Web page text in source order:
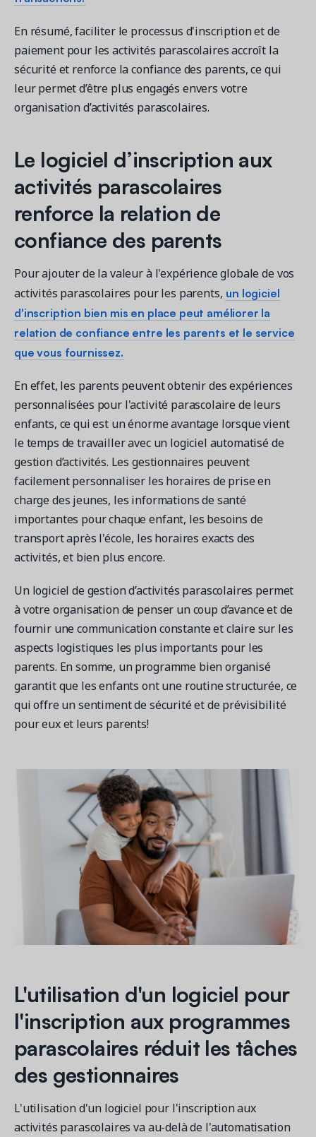
En résumé, faciliter le processus d'inscription et de
paiement pour les activités parascolaires accroît la
sécurité et renforce la confiance des parents, ce qui
leur permet d’être plus engagés envers votre
organisation d’activités parascolaires.
Le logiciel d’inscription aux
activités parascolaires
renforce la relation de
confiance des parents
Pour ajouter de la valeur à l'expérience globale de vos
activités parascolaires pour les parents, un logiciel
d'inscription bien mis en place peut améliorer la
relation de confiance entre les parents et le service
que vous fournissez.
En effet, les parents peuvent obtenir des expériences
personnalisées pour l'activité parascolaire de leurs
enfants, ce qui est un énorme avantage lorsque vient
le temps de travailler avec un logiciel automatisé de
gestion d’activités. Les gestionnaires peuvent
facilement personnaliser les horaires de prise en
charge des jeunes, les informations de santé
importantes pour chaque enfant, les besoins de
transport après l'école, les horaires exacts des
activités, et bien plus encore.
Un logiciel de gestion d’activités parascolaires permet
à votre organisation de penser un coup d’avance et de
fournir une communication constante et claire sur les
aspects logistiques les plus importants pour les
parents. En somme, un programme bien organisé
garantit que les enfants ont une routine structurée, ce
qui offre un sentiment de sécurité et de prévisibilité
pour eux et leurs parents!
L'utilisation d'un logiciel pour
l'inscription aux programmes
parascolaires réduit les tâches
des gestionnaires
L'utilisation d'un logiciel pour l'inscription aux
activités parascolaires va au-delà de l'automatisation